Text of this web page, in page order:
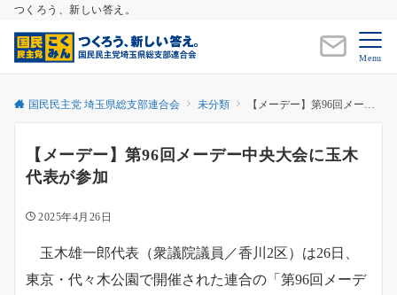
つくろう、新しい答え。
Menu
国民民主党 埼玉県総支部連合会 未分類 【メーデー】第96回メーデー中央大会に玉木代表が参加
【メーデー】第96回メーデー中央大会に玉木
代表が参加
2025年4月26日
玉木雄一郎代表（衆議院議員／香川2区）は26日、
東京・代々木公園で開催された連合の「第96回メーデ